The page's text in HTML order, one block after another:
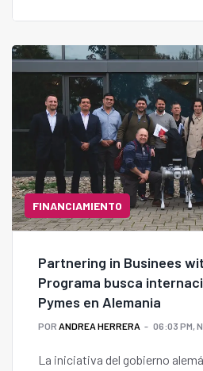
FINANCIAMIENTO
Partnering in Businees
Programa busca
Pymes en Alemania
POR ANDREA HERRERA 06:03 PM,
La iniciativa del gobierno